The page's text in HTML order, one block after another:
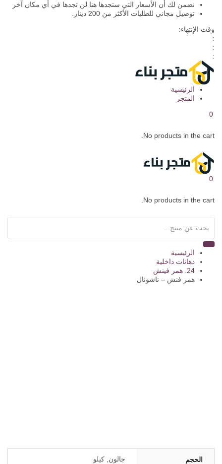
نضمن لك أن الأسعار التي ستجدها هنا لن تجدها في أي مكان آخر
توصيل مجاني للطلبات الأكثر من 200 دينار.
وقت الإنتهاء:
:
:
:
الرئيسية
المتجر
0
No products in the cart.
0
No products in the cart.
الرئيسية
دهانات داخلية
24. همر فينش
همر فنش – ناشونال
الحجم جالون, كيلو